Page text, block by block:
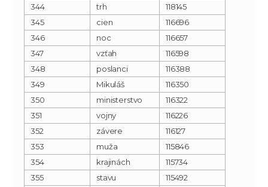
344
trh
118145
345
cien
116696
346
noc
116657
347
vzťah
116598
348
poslanci
116388
349
Mikuláš
116350
350
ministerstvo
116322
351
vojny
116226
352
závere
116127
353
muža
115846
354
krajinách
115734
355
stavu
115492